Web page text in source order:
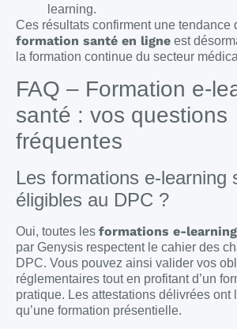
learning.
Ces résultats confirment une tendance
formation santé en ligne est
la formation continue du secteur
FAQ – Formation e-
santé : vos questions
fréquentes
Les formations e-learning
éligibles au DPC ?
Oui, toutes les formations e-
par Genysis respectent le cahier des
DPC. Vous pouvez ainsi valider vos
réglementaires tout en profitant d’un
pratique. Les attestations délivrées ont
qu’une formation présentielle.